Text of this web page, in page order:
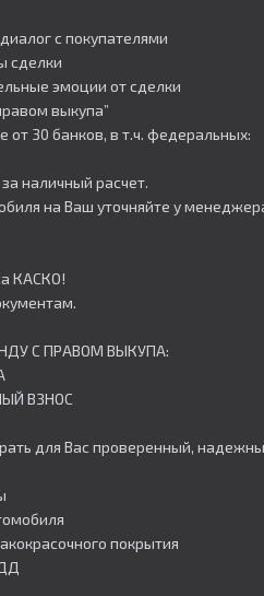
с покупателями
сделки
эмоции от сделки
выкупа”
30 банков, в т.ч. федеральных:
наличный расчет.
на Ваш уточняйте у
КАСКО!
С ПРАВОМ ВЫКУПА:
ВЗНОС
для Вас проверенный,
покрытия